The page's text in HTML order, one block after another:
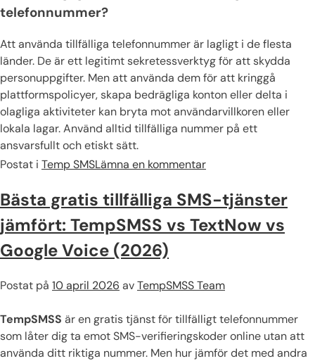
telefonnummer?
Att använda tillfälliga telefonnummer är lagligt i de flesta
länder. De är ett legitimt sekretessverktyg för att skydda
personuppgifter. Men att använda dem för att kringgå
plattformspolicyer, skapa bedrägliga konton eller delta i
olagliga aktiviteter kan bryta mot användarvillkoren eller
lokala lagar. Använd alltid tillfälliga nummer på ett
ansvarsfullt och etiskt sätt.
Postat i Temp SMSLämna en kommentar
Bästa gratis tillfälliga SMS-tjänster
jämfört: TempSMSS vs TextNow vs
Google Voice (2026)
Postat på 10 april 2026 avTempSMSS Team
TempSMSS är en gratis tjänst för tillfälligt telefonnummer
som låter dig ta emot SMS-verifieringskoder online utan att
använda ditt riktiga nummer. Men hur jämför det med andra